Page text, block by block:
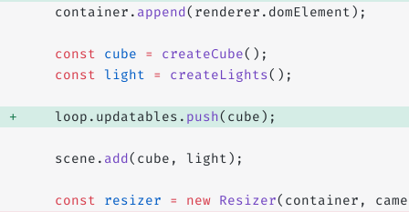
    container.
append(renderer.domElement);
    const
cube = createCube();
    const
light = createLights();
    loop.updatables.
push(cube);
    scene.
add(cube, light);
    const
resizer = new Resizer(container,